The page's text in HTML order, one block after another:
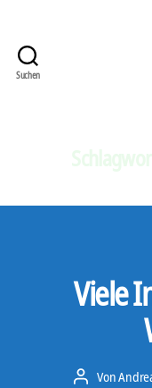
Suchen
Viele
Beitragsautor
Von